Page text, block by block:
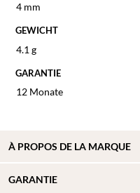
4 mm
GEWICHT
4.1 g
GARANTIE
12 Monate
À PROPOS DE LA MARQUE
GARANTIE